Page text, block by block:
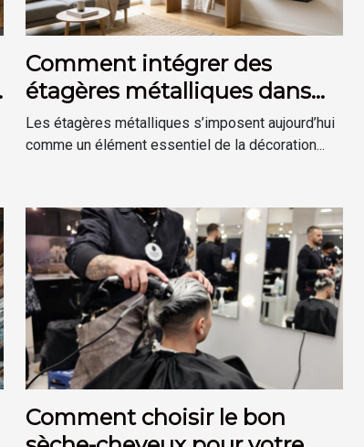
Comment intégrer des
étagères métalliques dans
une déco moderne ?
Les étagères métalliques s’imposent aujourd’hui
comme un élément essentiel de la décoration...
Comment choisir le bon